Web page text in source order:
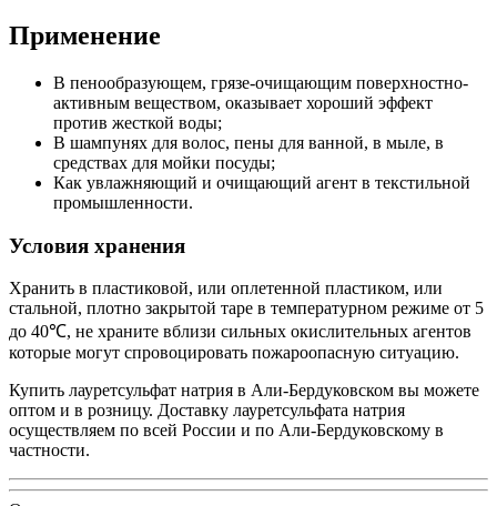
Применение
В пенообразующем, грязе-очищающим поверхностно-
активным веществом, оказывает хороший эффект
против жесткой воды;
В шампунях для волос, пены для ванной, в мыле, в
средствах для мойки посуды;
Как увлажняющий и очищающий агент в текстильной
промышленности.
Условия хранения
Хранить в пластиковой, или оплетенной пластиком, или
стальной, плотно закрытой таре в температурном режиме от 5
до 40℃, не храните вблизи сильных окислительных агентов
которые могут спровоцировать пожароопасную ситуацию.
Купить лауретсульфат натрия в Али-Бердуковском вы можете
оптом и в розницу. Доставку лауретсульфата натрия
осуществляем по всей России и по Али-Бердуковскому в
частности.